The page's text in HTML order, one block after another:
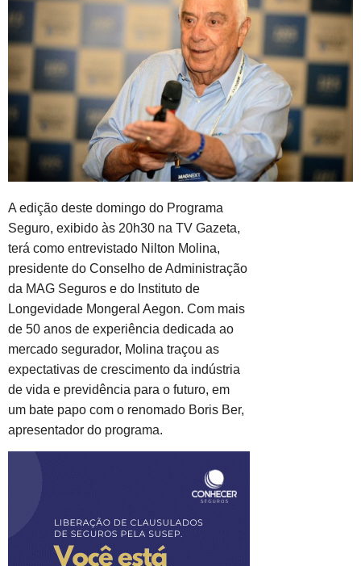
A edição deste domingo do Programa
Seguro, exibido às 20h30 na TV Gazeta,
terá como entrevistado Nilton Molina,
presidente do Conselho de Administração
da MAG Seguros e do Instituto de
Longevidade Mongeral Aegon. Com mais
de 50 anos de experiência dedicada ao
mercado segurador, Molina traçou as
expectativas de crescimento da indústria
de vida e previdência para o futuro, em
um bate papo com o renomado Boris Ber,
apresentador do programa.